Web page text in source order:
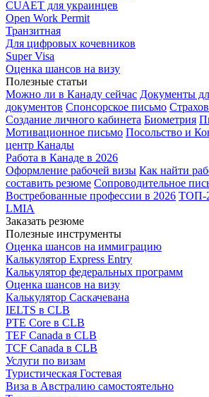
CUAET для украинцев
Open Work Permit
Транзитная
Для цифровых кочевников
Super Visa
Оценка шансов на визу
Полезные статьи
Можно ли в Канаду сейчас Документы
документов Спонсорское письмо
Создание личного кабинета Биометрия
Мотивационное письмо Посольство и
центр Канады
Работа в Канаде в 2026
Оформление рабочей визы Как найти
составить резюме Сопроводительное
Востребованные профессии в 2026 ТОП-
LMIA
Заказать резюме
Полезные инструменты
Оценка шансов на иммиграцию
Калькулятор Express Entry
Калькулятор федеральных программ
Оценка шансов на визу
Калькулятор Саскачевана
IELTS в CLB
PTE Core в CLB
TEF Canada в CLB
TCF Canada в CLB
Услуги по визам
Туристическая Гостевая
Виза в Австралию самостоятельно